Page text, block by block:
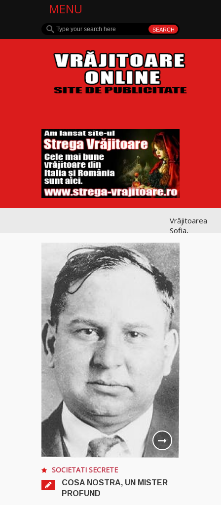
MENU
Vrăjitoarea
Sofia,
recunoscută
pretutindeni
în lume
pentru
realizările ei
prestigioase
în magie
Vrăjitoarea
Anastasia
Venus are
cele mai
puternice
leacuri
Celebra
vrăjitoare
Rodica
Gheorghe,
singura
fiică a
Mamei
SOCIETATI SECRETE
COSA NOSTRA, UN MISTER
PROFUND